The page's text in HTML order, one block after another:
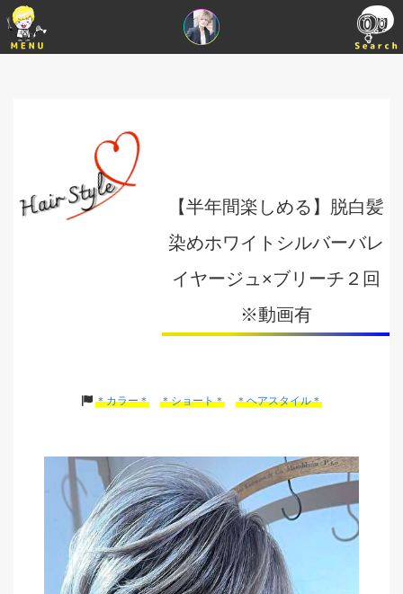
【半年間楽しめる】脱白髪
染めホワイトシルバーバレ
イヤージュ×ブリーチ２回
※動画有
＊カラー＊ ＊ショート＊ ＊ヘアスタイル＊